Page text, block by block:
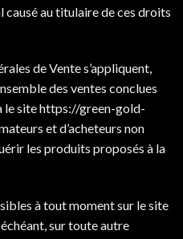
au titulaire de ces droits
de Vente s’appliquent,
des ventes conclues
le sitehttps://green-gold-
et d’acheteurs non
les produits proposés à la
à tout moment sur le site
sur toute autre